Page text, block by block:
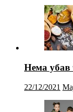
Нема убав
22/12/2021